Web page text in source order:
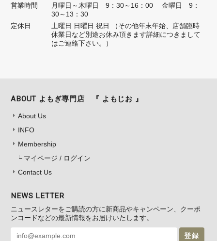
営業時間
月曜日～木曜日 9：30～16：00 金曜日 9：
30～13：30
定休日
土曜日 日曜日 祝日 （その他年末年始、店舗臨時
休業日など別途お休み頂きます詳細につきまして
はご連絡下さい。）
ABOUT よもぎ専門店 『 よもじお 』
About Us
INFO
Membership
マイページ / ログイン
Contact Us
NEWS LETTER
ニュースレターをご購読の方に新商品やキャンペーン、クーポ
ンコードなどの最新情報をお届けいたします。
登録